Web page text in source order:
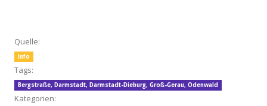
Quelle:
Info
Tags:
Bergstraße, Darmstadt, Darmstadt-Dieburg, Groß-Gerau, Odenwald
Kategorien: